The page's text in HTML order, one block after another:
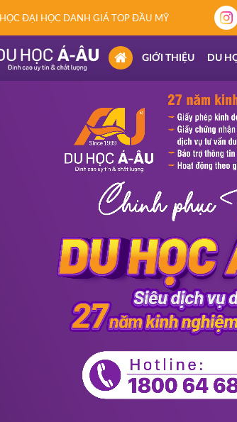
ĐẠI HỌC DANH GIÁ TOP ĐẦU MỸ
(CURRENT)
GIỚI THIỆU DU